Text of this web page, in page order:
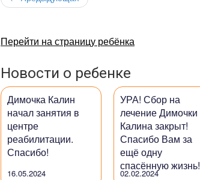
Перейти на страницу ребёнка
Новости о ребенке
Димочка Калин
начал занятия в
центре
реабилитации.
Спасибо!
16.05.2024
УРА! Сбор на
лечение Димочки
Калина закрыт!
Спасибо Вам за
ещё одну
спасённую жизнь!
02.02.2024